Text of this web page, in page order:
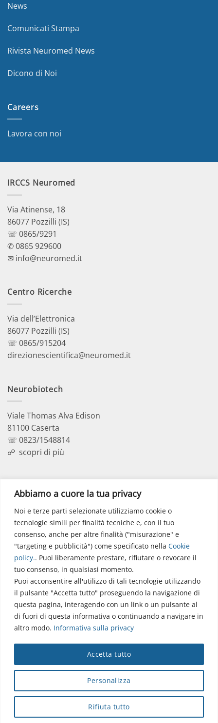
Abbiamo a cuore la tua privacy
Noi e terze parti selezionate utilizziamo cookie o
tecnologie simili per finalità tecniche e, con il tuo
consenso, anche per altre finalità ("misurazione" e
"targeting e pubblicità") come specificato nella Cookie
policy.. Puoi liberamente prestare, rifiutare o revocare il
tuo consenso, in qualsiasi momento.
Puoi acconsentire all'utilizzo di tali tecnologie utilizzando
il pulsante "Accetta tutto" proseguendo la navigazione di
questa pagina, interagendo con un link o un pulsante al
di fuori di questa informativa o continuando a navigare in
altro modo. Informativa sulla privacy
Personalizza
Rifiuta tutto
Accetta tutto
News
Comunicati Stampa
Rivista Neuromed News
Dicono di Noi
Careers
Lavora con noi
IRCCS Neuromed
Via Atinense, 18
86077 Pozzilli (IS)
☏ 0865/9291
✆ 0865 929600
✉ info@neuromed.it
Centro Ricerche
Via dell’Elettronica
86077 Pozzilli (IS)
☏ 0865/915204
direzionescientifica@neuromed.it
Neurobiotech
Viale Thomas Alva Edison
81100 Caserta
☏ 0823/1548814
☍ scopri di più
Via dell’Elettronica
86077 Pozzilli (IS)
☏ 0865/915407
segreteriapolodidattico@neuromed.it
Copyright © 2026 Istituto Neurologico Mediterraneo
Neuromed S.p.A.
Webmail |Privacy Policy|Privacy|Disclaimer|Accessibilità
Contatti|Credits
Cap. Soc. € 4.040.000 i.v. - Numero REA IS - 18112 - P.IVA/Cod.
Fiscale 00068310945 - neuromed@pec.it